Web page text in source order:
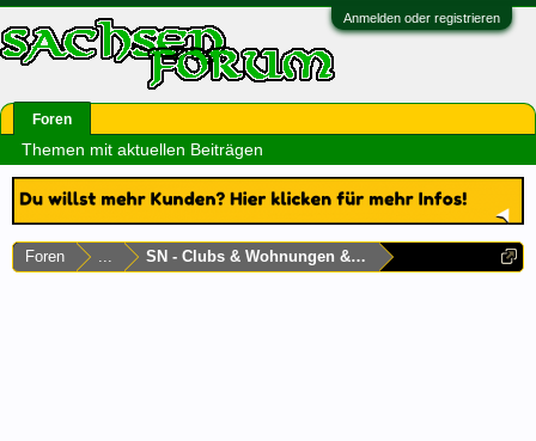
Anmelden oder registrieren
Foren ... SN - Clubs & Wohnungen & Laufhäuser
Foren
Themen mit aktuellen Beiträgen